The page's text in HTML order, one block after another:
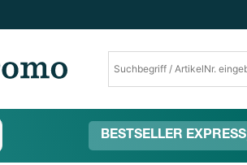
BESTSELLER EXPRESS